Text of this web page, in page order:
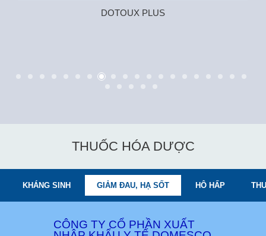
DOTOUX PLUS
THUỐC HÓA DƯỢC
KHÁNG SINH GIẢM ĐAU, HẠ SỐT HÔ HẤP
CÔNG TY CỔ PHẦN XUẤT